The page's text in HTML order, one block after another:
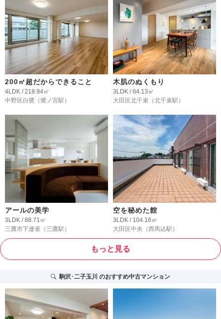
200㎡超だからできること
4LDK / 218.94㎡
中野区白鷺 （鷺ノ宮駅）
木肌のぬくもり
3LDK / 64.13㎡
大田区北千束 （北千束駅）
アールの美学
3LDK / 88.71㎡
三鷹市下連雀 （三鷹駅）
空を秘めた館
3LDK / 104.16㎡
大田区中央 （西馬込駅）
もっと見る
駒沢･二子玉川 のおすすめ中古マンション